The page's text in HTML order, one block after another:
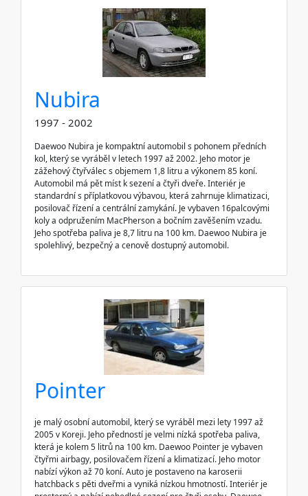
Nubira
1997 - 2002
Daewoo Nubira je kompaktní automobil s pohonem předních
kol, který se vyráběl v letech 1997 až 2002. Jeho motor je
zážehový čtyřválec s objemem 1,8 litru a výkonem 85 koní.
Automobil má pět míst k sezení a čtyři dveře. Interiér je
standardní s příplatkovou výbavou, která zahrnuje klimatizaci,
posilovač řízení a centrální zamykání. Je vybaven 16palcovými
koly a odpružením MacPherson a bočním zavěšením vzadu.
Jeho spotřeba paliva je 8,7 litru na 100 km. Daewoo Nubira je
spolehlivý, bezpečný a cenově dostupný automobil.
Pointer
je malý osobní automobil, který se vyráběl mezi lety 1997 až
2005 v Koreji. Jeho předností je velmi nízká spotřeba paliva,
která je kolem 5 litrů na 100 km. Daewoo Pointer je vybaven
čtyřmi airbagy, posilovačem řízení a klimatizací. Jeho motor
nabízí výkon až 70 koní. Auto je postaveno na karoserii
hatchback s pěti dveřmi a vyniká nízkou hmotností. Interiér je